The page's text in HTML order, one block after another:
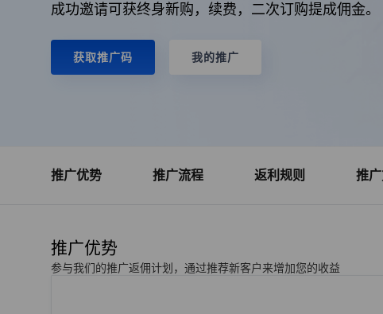
成功邀请可获终身新购，续费，二次订购提成佣金。
获取推广码 我的推广
推广优势 推广流程 返利规则 推
推广优势
参与我们的推广返佣计划，通过推荐新客户来增加您的收益